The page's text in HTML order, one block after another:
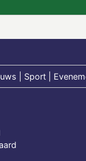
| Sport |